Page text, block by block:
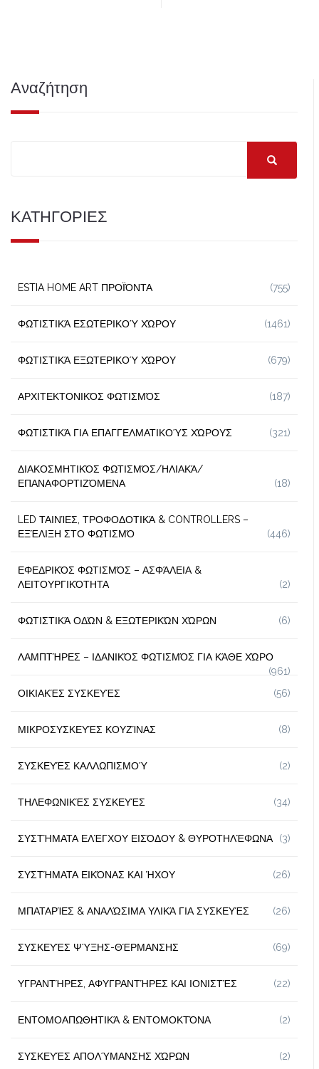
Αναζήτηση
ΚΑΤΗΓΟΡΙΕΣ
ESTIA HOME ART ΠΡΟΪΌΝΤΑ (755)
ΦΩΤΙΣΤΙΚΆ ΕΣΩΤΕΡΙΚΟΎ ΧΏΡΟΥ (1461)
ΦΩΤΙΣΤΙΚΆ ΕΞΩΤΕΡΙΚΟΎ ΧΏΡΟΥ (679)
ΑΡΧΙΤΕΚΤΟΝΙΚΌΣ ΦΩΤΙΣΜΌΣ (187)
ΦΩΤΙΣΤΙΚΆ ΓΙΑ ΕΠΑΓΓΕΛΜΑΤΙΚΟΎΣ ΧΏΡΟΥΣ (321)
ΔΙΑΚΟΣΜΗΤΙΚΌΣ ΦΩΤΙΣΜΌΣ/ΗΛΙΑΚΆ/
ΕΠΑΝΑΦΟΡΤΙΖΌΜΕΝΑ
(18)
LED ΤΑΙΝΊΕΣ, ΤΡΟΦΟΔΟΤΙΚΆ & CONTROLLERS –
ΕΞΈΛΙΞΗ ΣΤΟ ΦΩΤΙΣΜΌ
(446)
ΕΦΕΔΡΙΚΌΣ ΦΩΤΙΣΜΌΣ – ΑΣΦΆΛΕΙΑ &
ΛΕΙΤΟΥΡΓΙΚΌΤΗΤΑ
(2)
ΦΩΤΙΣΤΙΚΆ ΟΔΏΝ & ΕΞΩΤΕΡΙΚΏΝ ΧΏΡΩΝ (6)
ΛΑΜΠΤΉΡΕΣ – ΙΔΑΝΙΚΌΣ ΦΩΤΙΣΜΌΣ ΓΙΑ ΚΆΘΕ ΧΏΡΟ
(961)
ΟΙΚΙΑΚΈΣ ΣΥΣΚΕΥΈΣ
(56)
ΜΙΚΡΟΣΥΣΚΕΥΈΣ ΚΟΥΖΊΝΑΣ (8)
ΣΥΣΚΕΥΈΣ ΚΑΛΛΩΠΙΣΜΟΎ (2)
ΤΗΛΕΦΩΝΙΚΈΣ ΣΥΣΚΕΥΈΣ (34)
ΣΥΣΤΉΜΑΤΑ ΕΛΈΓΧΟΥ ΕΙΣΌΔΟΥ & ΘΥΡΟΤΗΛΈΦΩΝΑ (3)
ΣΥΣΤΉΜΑΤΑ ΕΙΚΌΝΑΣ ΚΑΙ ΉΧΟΥ (26)
ΜΠΑΤΑΡΊΕΣ & ΑΝΑΛΏΣΙΜΑ ΥΛΙΚΆ ΓΙΑ ΣΥΣΚΕΥΈΣ (26)
ΣΥΣΚΕΥΈΣ ΨΎΞΗΣ-ΘΈΡΜΑΝΣΗΣ (69)
ΥΓΡΑΝΤΉΡΕΣ, ΑΦΥΓΡΑΝΤΉΡΕΣ ΚΑΙ ΙΟΝΙΣΤΈΣ (22)
ΕΝΤΟΜΟΑΠΩΘΗΤΙΚΆ & ΕΝΤΟΜΟΚΤΌΝΑ (2)
ΣΥΣΚΕΥΈΣ ΑΠΟΛΎΜΑΝΣΗΣ ΧΏΡΩΝ (2)